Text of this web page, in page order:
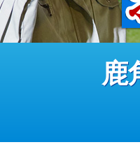
鹿